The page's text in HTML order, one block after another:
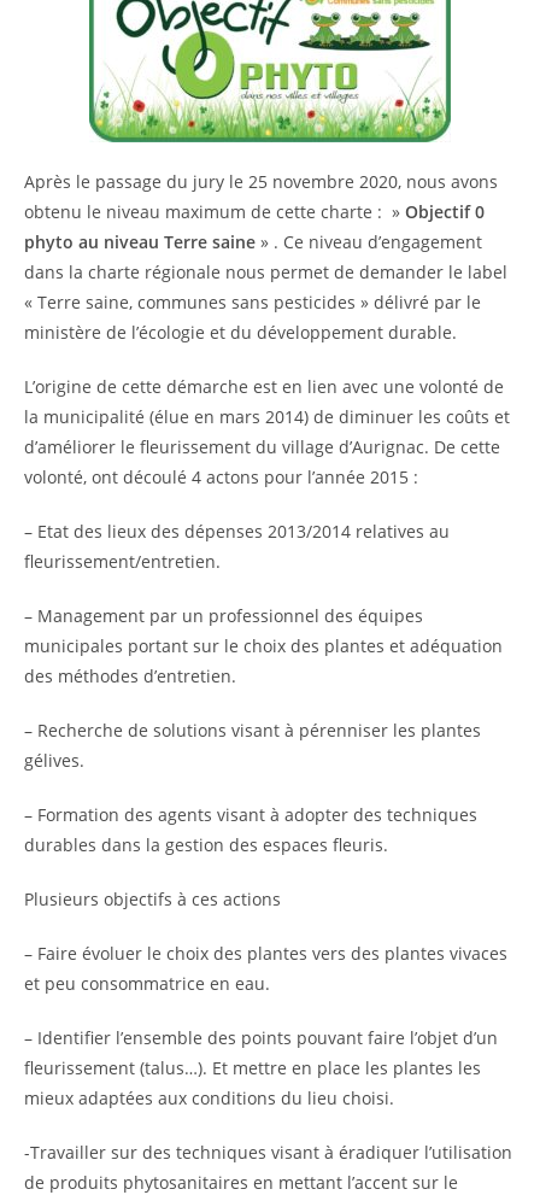
Après le passage du jury le 25 novembre 2020, nous avons
obtenu le niveau maximum de cette charte : » Objectif 0
phyto au niveau Terre saine » . Ce niveau d’engagement
dans la charte régionale nous permet de demander le label
« Terre saine, communes sans pesticides » délivré par le
ministère de l’écologie et du développement durable.
L’origine de cette démarche est en lien avec une volonté de
la municipalité (élue en mars 2014) de diminuer les coûts et
d’améliorer le fleurissement du village d’Aurignac. De cette
volonté, ont découlé 4 actons pour l’année 2015 :
– Etat des lieux des dépenses 2013/2014 relatives au
fleurissement/entretien.
– Management par un professionnel des équipes
municipales portant sur le choix des plantes et adéquation
des méthodes d’entretien.
– Recherche de solutions visant à pérenniser les plantes
gélives.
– Formation des agents visant à adopter des techniques
durables dans la gestion des espaces fleuris.
Plusieurs objectifs à ces actions
– Faire évoluer le choix des plantes vers des plantes vivaces
et peu consommatrice en eau.
– Identifier l’ensemble des points pouvant faire l’objet d’un
fleurissement (talus…). Et mettre en place les plantes les
mieux adaptées aux conditions du lieu choisi.
-Travailler sur des techniques visant à éradiquer l’utilisation
de produits phytosanitaires en mettant l’accent sur le